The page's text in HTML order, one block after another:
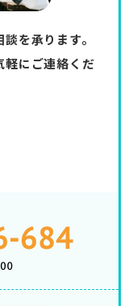
を承ります。
軽にご連絡くだ